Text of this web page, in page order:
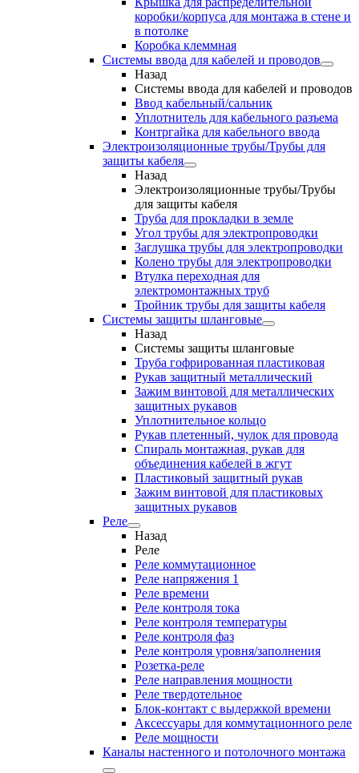
коробки/корпуса для монтажа в стене и
в потолке
Коробка клеммная
Системы ввода для кабелей и проводов
Назад
Системы ввода для кабелей и проводов
Ввод кабельный/сальник
Уплотнитель для кабельного разъема
Контргайка для кабельного ввода
Электроизоляционные трубы/Трубы для
защиты кабеля
Назад
Электроизоляционные трубы/Трубы
для защиты кабеля
Труба для прокладки в земле
Угол трубы для электропроводки
Заглушка трубы для электропроводки
Колено трубы для электропроводки
Втулка переходная для
электромонтажных труб
Тройник трубы для защиты кабеля
Системы защиты шланговые
Назад
Системы защиты шланговые
Труба гофрированная пластиковая
Рукав защитный металлический
Зажим винтовой для металлических
защитных рукавов
Уплотнительное кольцо
Рукав плетенный, чулок для провода
Спираль монтажная, рукав для
объединения кабелей в жгут
Пластиковый защитный рукав
Зажим винтовой для пластиковых
защитных рукавов
Реле
Назад
Реле
Реле коммутационное
Реле напряжения 1
Реле времени
Реле контроля тока
Реле контроля температуры
Реле контроля фаз
Реле контроля уровня/заполнения
Розетка-реле
Реле направления мощности
Реле твердотельное
Блок-контакт с выдержкой времени
Аксессуары для коммутационного реле
Реле мощности
Каналы настенного и потолочного монтажа